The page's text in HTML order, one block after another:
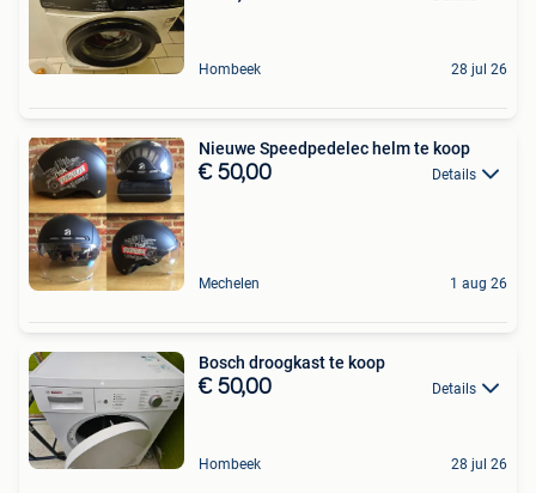
Hombeek 28 jul 26
Nieuwe Speedpedelec helm te koop
€ 50,00 Details
Mechelen 1 aug 26
Bosch droogkast te koop
€ 50,00 Details
Hombeek 28 jul 26